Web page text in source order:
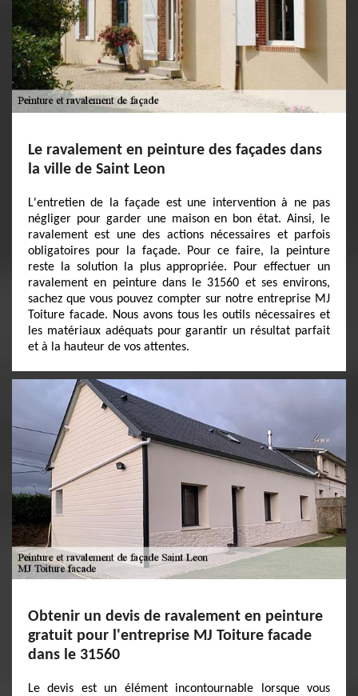
Le ravalement en peinture des façades dans
la ville de Saint Leon
L'entretien de la façade est une intervention à ne pas
négliger pour garder une maison en bon état. Ainsi, le
ravalement est une des actions nécessaires et parfois
obligatoires pour la façade. Pour ce faire, la peinture
reste la solution la plus appropriée. Pour effectuer un
ravalement en peinture dans le 31560 et ses environs,
sachez que vous pouvez compter sur notre entreprise MJ
Toiture facade. Nous avons tous les outils nécessaires et
les matériaux adéquats pour garantir un résultat parfait
et à la hauteur de vos attentes.
Obtenir un devis de ravalement en peinture
gratuit pour l'entreprise MJ Toiture facade
dans le 31560
Le devis est un élément incontournable lorsque vous